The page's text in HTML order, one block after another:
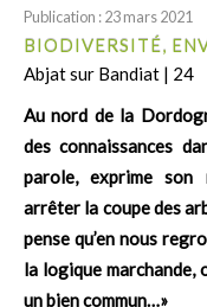
Publication : 23 mars 2021
BIODIVERSITÉ,
Abjat sur Bandiat | 24
Au nord de la
des connaissances
parole, exprime son
arrêter la coupe des
pense qu’en nous
la logique marchande,
un bien commun…»